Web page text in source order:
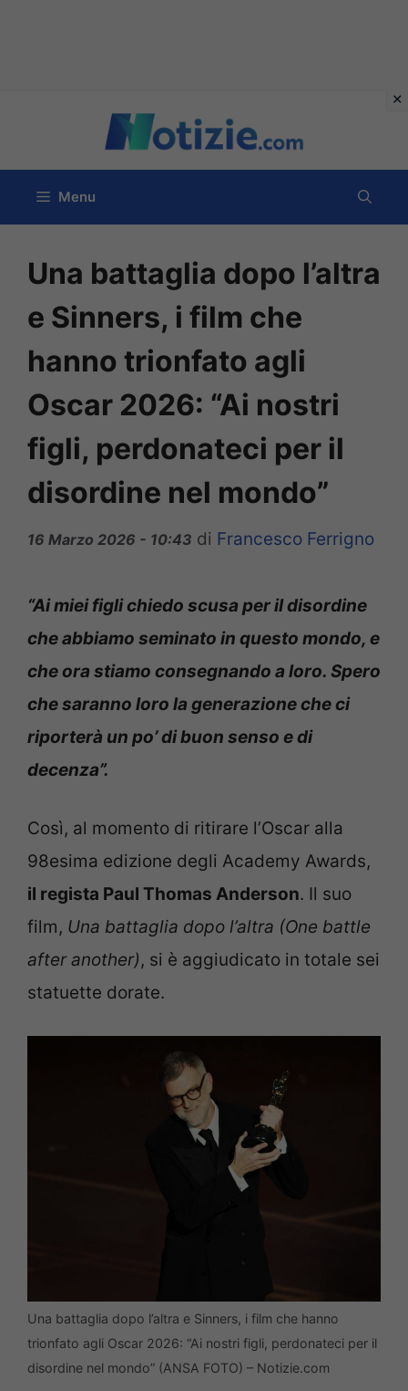
contenuto
Menu
Una battaglia dopo l’altra
e Sinners, i film che
hanno trionfato agli
Oscar 2026: “Ai nostri
figli, perdonateci per il
disordine nel mondo”
16 Marzo 2026 - 10:43 di Francesco Ferrigno
“Ai miei figli chiedo scusa per il disordine
che abbiamo seminato in questo mondo, e
che ora stiamo consegnando a loro. Spero
che saranno loro la generazione che ci
riporterà un po’ di buon senso e di
decenza”.
Così, al momento di ritirare l’Oscar alla
98esima edizione degli Academy Awards,
il regista Paul Thomas Anderson. Il suo
film, Una battaglia dopo l’altra (One battle
after another), si è aggiudicato in totale sei
statuette dorate.
Una battaglia dopo l’altra e Sinners, i film che hanno
trionfato agli Oscar 2026: “Ai nostri figli, perdonateci per il
disordine nel mondo” (ANSA FOTO) – Notizie.com